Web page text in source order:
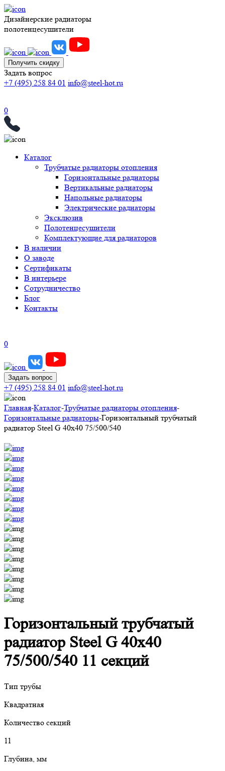
Дизайнерские радиаторы
полотенцесушители
Получить скидку
Задать вопрос
+7 (495) 258 84 01 info@steel-hot.ru
0
Каталог
Трубчатые радиаторы отопления
Горизонтальные радиаторы
Вертикальные радиаторы
Напольные радиаторы
Электрические радиаторы
Эксклюзив
Полотенцесушители
Комплектующие для радиаторов
В наличии
О заводе
Сертификаты
В интерьере
Сотрудничество
Блог
Контакты
0
Задать вопрос
+7 (495) 258 84 01 info@steel-hot.ru
Главная-Каталог-Трубчатые радиаторы отопления-
Горизонтальные радиаторы-Горизонтальный трубчатый
радиатор Steel G 40х40 75/500/540
Горизонтальный трубчатый
радиатор Steel G 40х40
75/500/540 11 секций
Тип трубы
Квадратная
Количество секций
11
Глубина, мм